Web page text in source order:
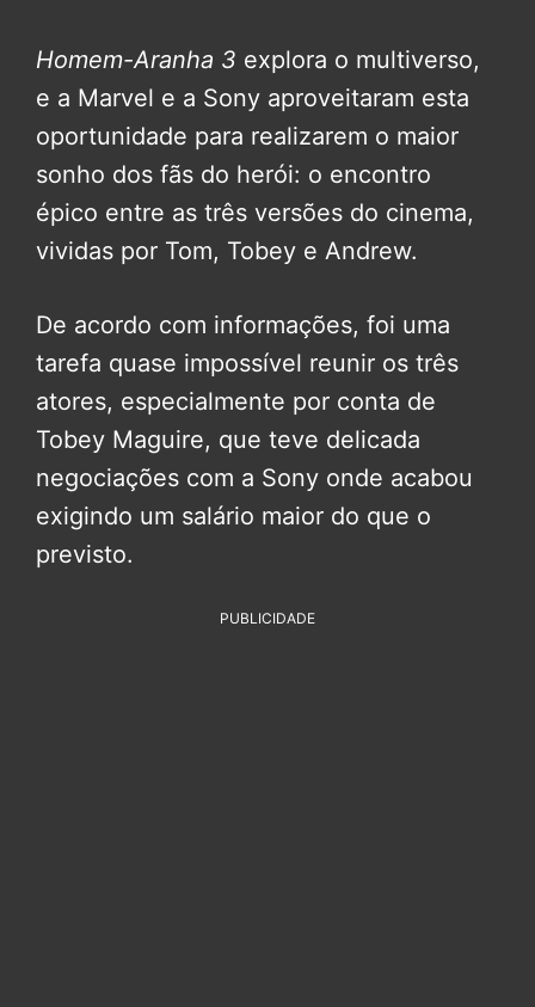
Homem-Aranha 3 explora o multiverso,
e a Marvel e a Sony aproveitaram esta
oportunidade para realizarem o maior
sonho dos fãs do herói: o encontro
épico entre as três versões do cinema,
vividas por Tom, Tobey e Andrew.
De acordo com informações, foi uma
tarefa quase impossível reunir os três
atores, especialmente por conta de
Tobey Maguire, que teve delicada
negociações com a Sony onde acabou
exigindo um salário maior do que o
previsto.
PUBLICIDADE